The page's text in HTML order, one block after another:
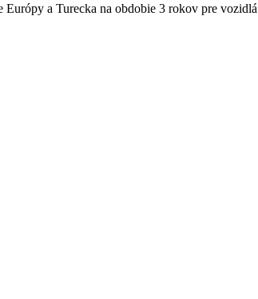
a Turecka na obdobie 3 rokov pre